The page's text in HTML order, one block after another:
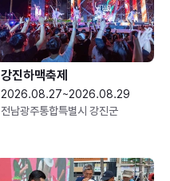
강진하맥축제
2026.08.27~2026.08.29
전남광주통합특별시 강진군